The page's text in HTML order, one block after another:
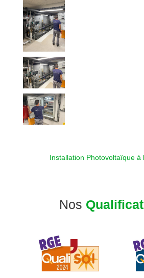
Installation Photovoltaïque à
Nos